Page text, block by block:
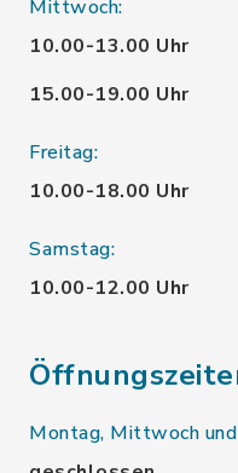
Mittwoch:
10.00-13.00 Uhr
15.00-19.00 Uhr
Freitag:
10.00-18.00 Uhr
Samstag:
10.00-12.00 Uhr
Montag, Mittwoch